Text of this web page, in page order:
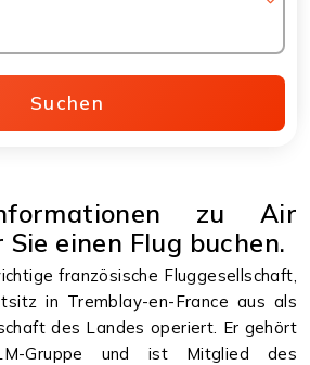
Suchen
zu Air
Sie einen Flug buchen.
französische Fluggesellschaft,
in Tremblay-en-France aus als
des Landes operiert. Er gehört
Gruppe und ist Mitglied des